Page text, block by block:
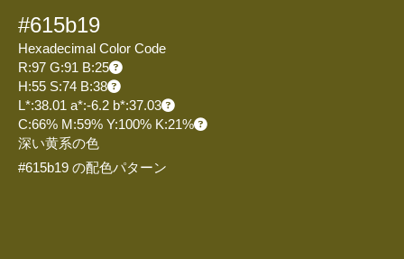
#615b19
Hexadecimal Color Code
R:97 G:91 B:25
H:55 S:74 B:38
L*:38.01 a*:-6.2 b*:37.03
C:66% M:59% Y:100% K:21%
深い黄系の色
#615b19 の配色パターン